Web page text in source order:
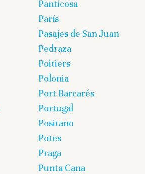
Panticosa
París
Pasajes de San Juan
Pedraza
Poitiers
Polonia
Port Barcarés
Portugal
Positano
Potes
Praga
Punta Cana